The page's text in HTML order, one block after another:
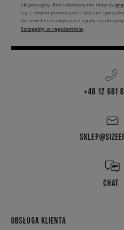
aktywacyjny. Kod rabatowy nie dotyczy
się z innymi promocjami i akcjami
do newslettera wyrażasz zgodę na
Szczegóły w regulaminie.
+48 12 681
CHAT
OBSŁUGA KLIENTA